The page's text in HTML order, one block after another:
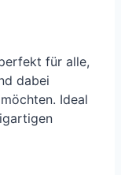
für alle,
dabei
Ideal